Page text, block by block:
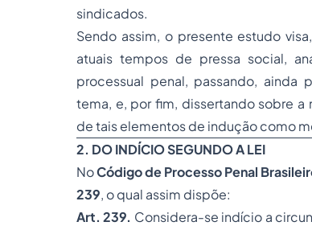
sindicados.
Sendo assim, o presente estudo
atuais tempos de pressa social,
processual penal, passando, ainda
tema, e, por fim, dissertando sobre a
de tais elementos de indução como
2. DO INDÍCIO SEGUNDO A LEI
NoCódigo de Processo Penal
239, o qual assim dispõe:
Art. 239. Considera-se indício a